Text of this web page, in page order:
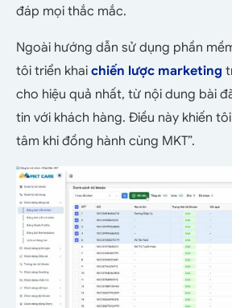
đáp mọi thắc mắc.
Ngoài hướng dẫn sử dụng phần
tôi triển khai chiến lược marketing
cho hiệu quả nhất, từ nội dung bài
tin với khách hàng. Điều này khiến
tâm khi đồng hành cùng MKT”.